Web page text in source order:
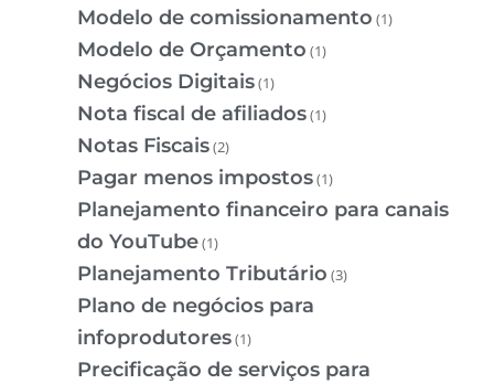
Modelo de comissionamento (1)
Modelo de Orçamento (1)
Negócios Digitais(1)
Nota fiscal de afiliados(1)
Notas Fiscais(2)
Pagar menos impostos(1)
Planejamento financeiro para canais
do YouTube(1)
Planejamento Tributário (3)
Plano de negócios para
infoprodutores(1)
Precificação de serviços para